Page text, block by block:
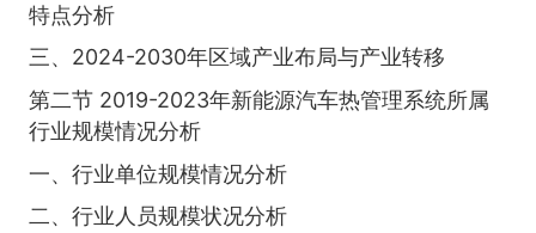
特点分析
三、2024-2030年区域产业布局与产业转移
第二节 2019-2023年新能源汽车热管理系统所属
行业规模情况分析
一、行业单位规模情况分析
二、行业人员规模状况分析